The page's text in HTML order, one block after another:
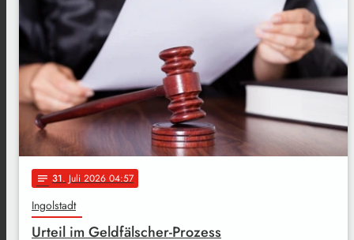
notes 31. Juli 2026 04:57
Ingolstadt
Urteil im Geldfälscher-Prozess